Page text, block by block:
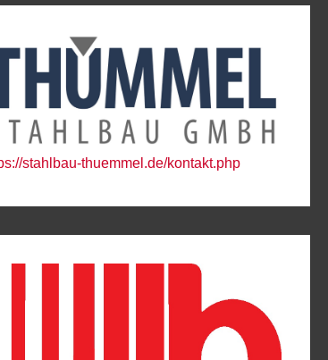
stahlbau-thuemmel.de/kontakt.php